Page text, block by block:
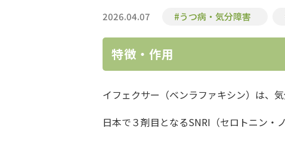
2026.04.07 #うつ病・気分障害
特徴・作用
イフェクサー（ベンラファキシン）は、
日本で３剤目となるSNRI（セロトニン・